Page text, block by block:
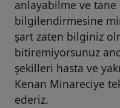
anlayabilme ve tane
bilgilendirmesine
şart zaten bilginiz
bitiremiyorsunuz
şekilleri hasta ve
Kenan Minareciye
ederiz.